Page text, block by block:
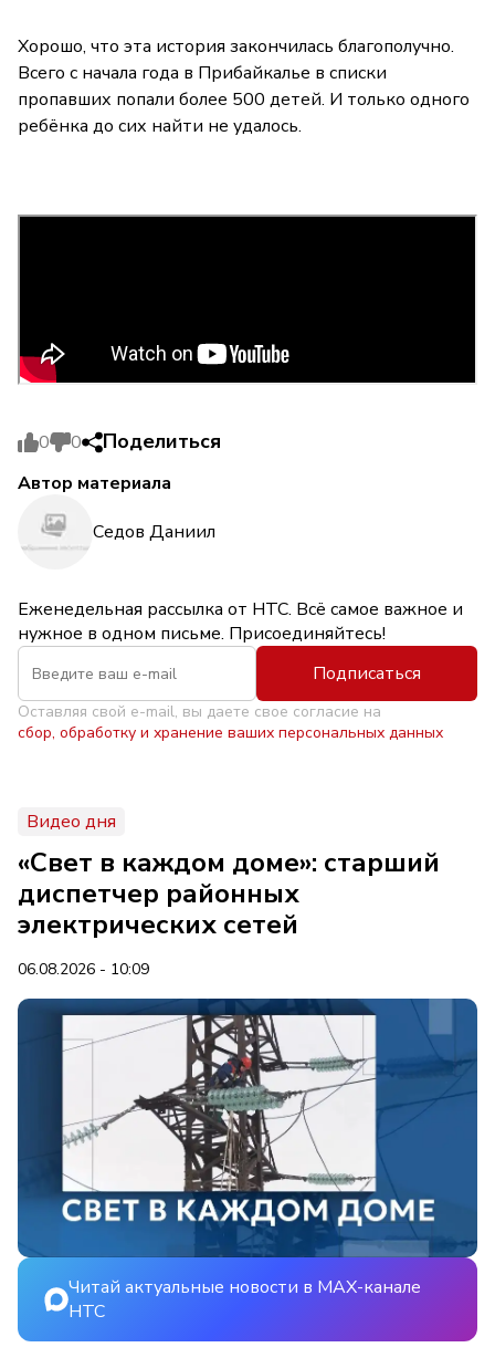
Хорошо, что эта история закончилась благополучно.
Всего с начала года в Прибайкалье в списки
пропавших попали более 500 детей. И только одного
ребёнка до сих найти не удалось.
0 0 Поделиться
Автор материала
Седов Даниил
Еженедельная рассылка от НТС. Всё самое важное и
нужное в одном письме. Присоединяйтесь!
Подписаться
Оставляя свой e-mail, вы даете свое согласие на
сбор, обработку и хранение ваших персональных данных
Видео дня
«Свет в каждом доме»: старший
диспетчер районных
электрических сетей
06.08.2026 - 10:09
Читай актуальные новости в MAX-канале
НТС